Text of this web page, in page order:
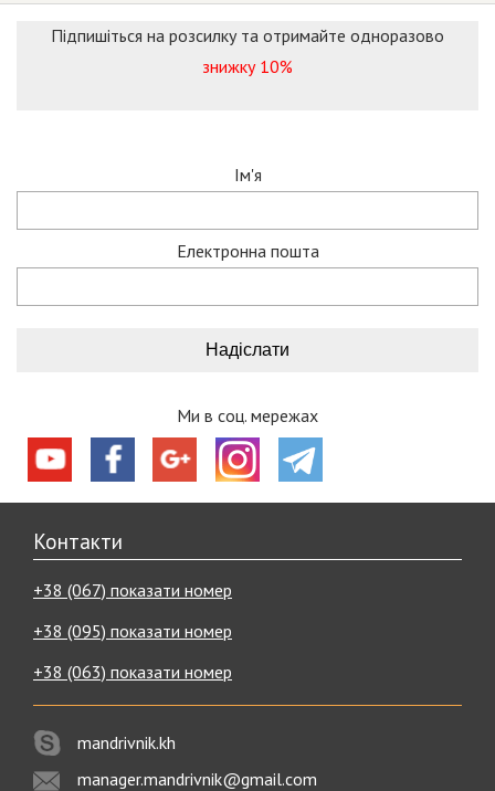
Підпишіться на розсилку та отримайте одноразово
знижку 10%
Ім'я
Електронна пошта
Ми в соц. мережах
Контакти
+38 (067) показати номер
+38 (095) показати номер
+38 (063) показати номер
mandrivnik.kh
manager.mandrivnik@gmail.com